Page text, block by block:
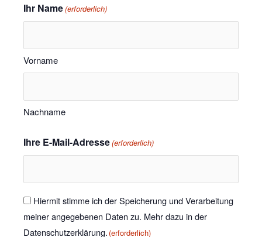
Ihr Name(erforderlich)
Vorname
Nachname
Ihre E-Mail-Adresse(erforderlich)
Einwilligung
(erforderlich)
Hiermit stimme ich der Speicherung und Verarbeitung
meiner angegebenen Daten zu. Mehr dazu in der
Datenschutzerklärung. (erforderlich)